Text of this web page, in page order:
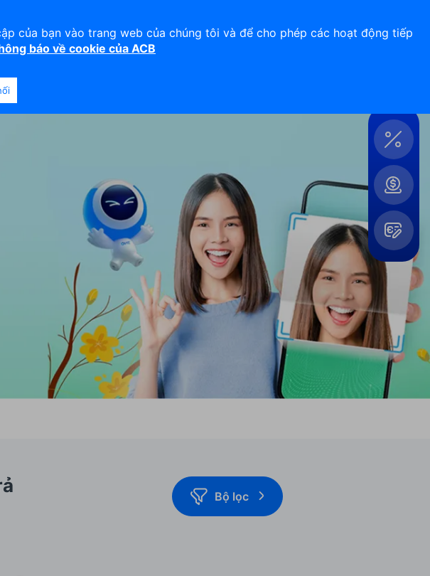
Bộ lọc
Tiện
ích
Mở
rộng
của bạn vào trang web của chúng tôi và để cho phép các hoạt động tiếp
báo về cookie của ACB